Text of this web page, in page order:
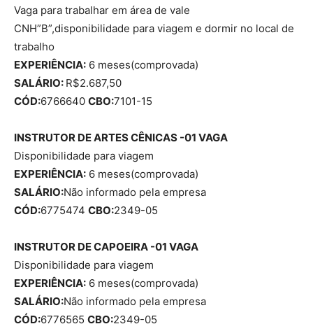
Vaga para trabalhar em área de vale
CNH”B”,disponibilidade para viagem e dormir no local de
trabalho
EXPERIÊNCIA: 6 meses(comprovada)
SALÁRIO: R$2.687,50
CÓD:6766640 CBO:7101-15
INSTRUTOR DE ARTES CÊNICAS -01 VAGA
Disponibilidade para viagem
EXPERIÊNCIA: 6 meses(comprovada)
SALÁRIO:Não informado pela empresa
CÓD:6775474 CBO:2349-05
INSTRUTOR DE CAPOEIRA -01 VAGA
Disponibilidade para viagem
EXPERIÊNCIA: 6 meses(comprovada)
SALÁRIO:Não informado pela empresa
CÓD:6776565 CBO:2349-05